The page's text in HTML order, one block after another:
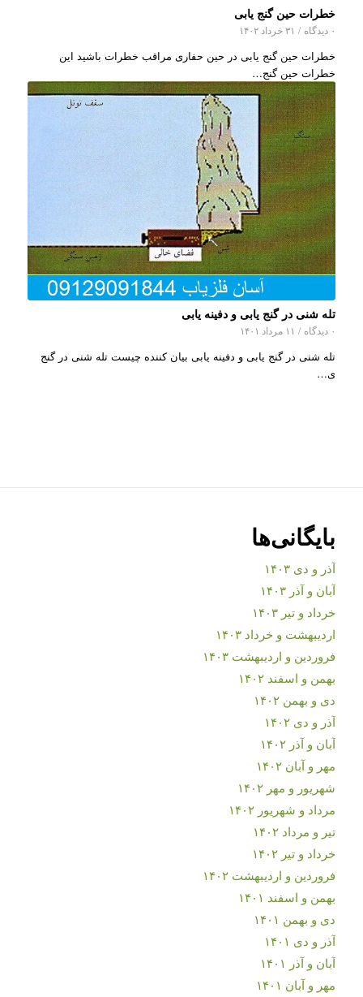
خطرات حین گنج یابی
۰ دیدگاه / ۳۱ خرداد ۱۴۰۲
خطرات حین گنج یابی در حین حفاری مراقب خطرات باشید این
خطرات حین گنج…
تله شنی در گنج یابی و دفینه یابی
۰ دیدگاه / ۱۱ مرداد ۱۴۰۱
تله شنی در گنج یابی و دفینه یابی بیان کننده چیست تله شنی در گنج
ی…
بایگانی‌ها
آذر و دی ۱۴۰۳
آبان و آذر ۱۴۰۳
خرداد و تیر ۱۴۰۳
اردیبهشت و خرداد ۱۴۰۳
فروردین و اردیبهشت ۱۴۰۳
بهمن و اسفند ۱۴۰۲
دی و بهمن ۱۴۰۲
آذر و دی ۱۴۰۲
آبان و آذر ۱۴۰۲
مهر و آبان ۱۴۰۲
شهریور و مهر ۱۴۰۲
مرداد و شهریور ۱۴۰۲
تیر و مرداد ۱۴۰۲
خرداد و تیر ۱۴۰۲
فروردین و اردیبهشت ۱۴۰۲
بهمن و اسفند ۱۴۰۱
دی و بهمن ۱۴۰۱
آذر و دی ۱۴۰۱
آبان و آذر ۱۴۰۱
مهر و آبان ۱۴۰۱